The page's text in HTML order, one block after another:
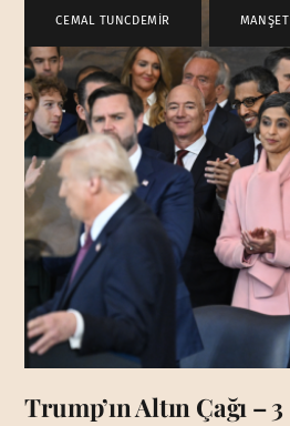
CEMAL TUNCDEMİR MANŞET
Trump’ın Altın Çağı – 3